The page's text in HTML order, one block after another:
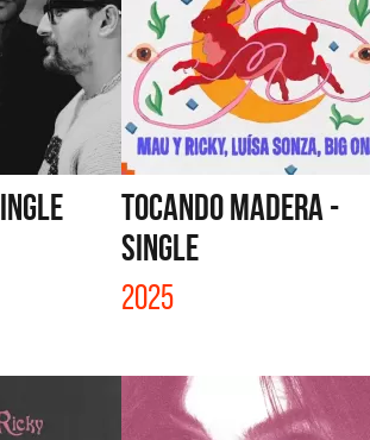
TOCANDO MADERA -
SINGLE
2025